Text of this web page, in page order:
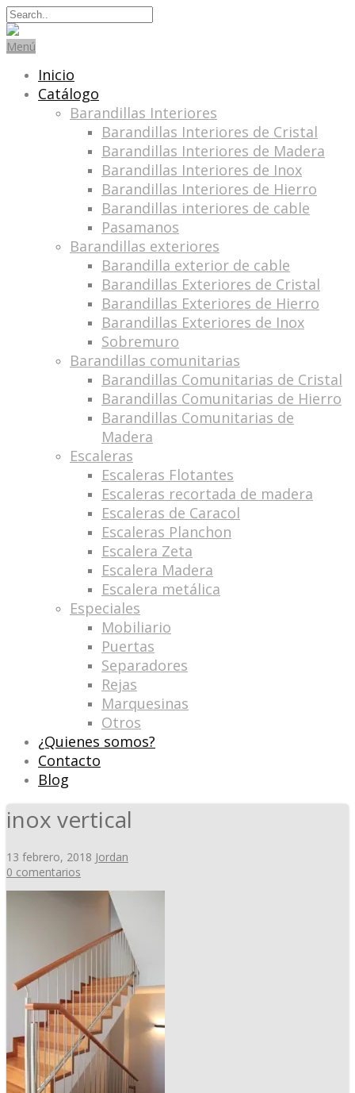
Search
for:
Menú
Inicio
Catálogo
Barandillas Interiores
Barandillas Interiores de Cristal
Barandillas Interiores de Madera
Barandillas Interiores de Inox
Barandillas Interiores de Hierro
Barandillas interiores de cable
Pasamanos
Barandillas exteriores
Barandilla exterior de cable
Barandillas Exteriores de Cristal
Barandillas Exteriores de Hierro
Barandillas Exteriores de Inox
Sobremuro
Barandillas comunitarias
Barandillas Comunitarias de Cristal
Barandillas Comunitarias de Hierro
Barandillas Comunitarias de
Madera
Escaleras
Escaleras Flotantes
Escaleras recortada de madera
Escaleras de Caracol
Escaleras Planchon
Escalera Zeta
Escalera Madera
Escalera metálica
Especiales
Mobiliario
Puertas
Separadores
Rejas
Marquesinas
Otros
¿Quienes somos?
Contacto
Blog
inox vertical
13 febrero, 2018 Jordan
0 comentarios